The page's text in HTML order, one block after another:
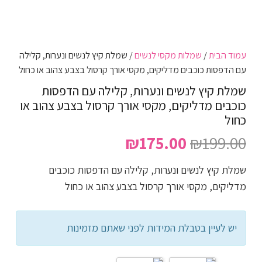
עמוד הבית/ שמלות מקסי לנשים/ שמלת קיץ לנשים ונערות, קלילה
עם הדפסות כוכבים מדליקים, מקסי אורך קרסול בצבע צהוב או כחול
שמלת קיץ לנשים ונערות, קלילה עם הדפסות
כוכבים מדליקים, מקסי אורך קרסול בצבע צהוב או
כחול
₪199.00 המחיר
היה:
₪199.00.
₪175.00
הוא:
₪175.00.
שמלת קיץ לנשים ונערות, קלילה עם הדפסות כוכבים
מדליקים, מקסי אורך קרסול בצבע צהוב או כחול
יש לעיין בטבלת המידות לפני שאתם מזמינות